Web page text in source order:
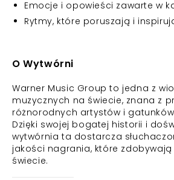
Emocje i opowieści zawarte w
Rytmy, które poruszają i
O Wytwórni
Warner Music Group to jedna z
muzycznych na świecie, znana z
różnorodnych artystów i
Dzięki swojej bogatej historii i
wytwórnia ta dostarcza
jakości nagrania, które zdobywają
świecie.